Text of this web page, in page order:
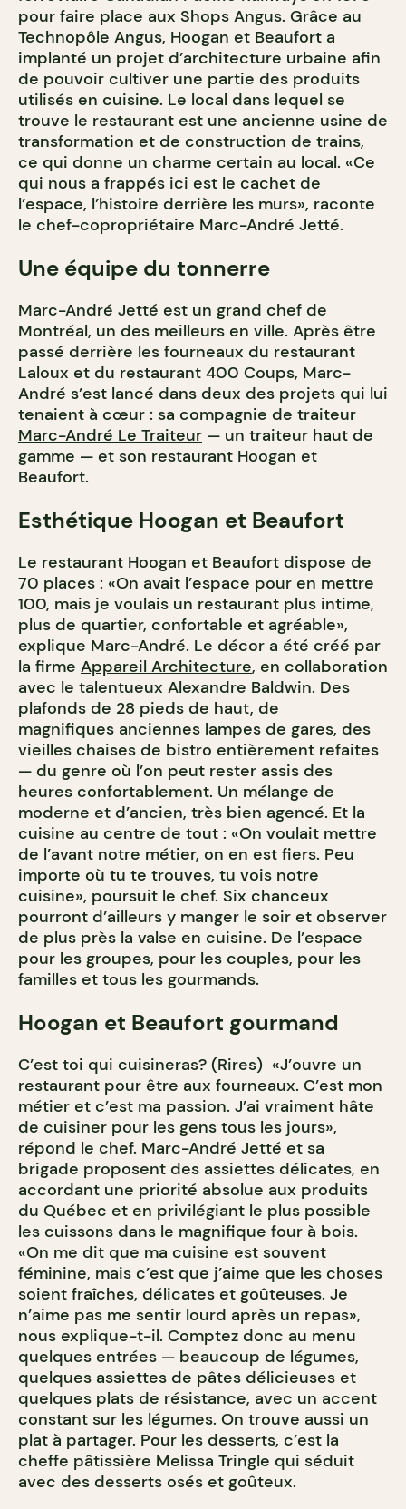
pour faire place aux Shops Angus. Grâce au
Technopôle Angus, Hoogan et Beaufort a
implanté un projet d’architecture urbaine afin
de pouvoir cultiver une partie des produits
utilisés en cuisine. Le local dans lequel se
trouve le restaurant est une ancienne usine de
transformation et de construction de trains,
ce qui donne un charme certain au local. «Ce
qui nous a frappés ici est le cachet de
l’espace, l’histoire derrière les murs», raconte
le chef-copropriétaire Marc-André Jetté.
Une équipe du tonnerre
Marc-André Jetté est un grand chef de
Montréal, un des meilleurs en ville. Après être
passé derrière les fourneaux du restaurant
Laloux et du restaurant 400 Coups, Marc-
André s’est lancé dans deux des projets qui lui
tenaient à cœur : sa compagnie de traiteur
Marc-André Le Traiteur — un traiteur haut de
gamme — et son restaurant Hoogan et
Beaufort.
Esthétique Hoogan et Beaufort
Le restaurant Hoogan et Beaufort dispose de
70 places : «On avait l’espace pour en mettre
100, mais je voulais un restaurant plus intime,
plus de quartier, confortable et agréable»,
explique Marc-André. Le décor a été créé par
la firme Appareil Architecture, en collaboration
avec le talentueux Alexandre Baldwin. Des
plafonds de 28 pieds de haut, de
magnifiques anciennes lampes de gares, des
vieilles chaises de bistro entièrement refaites
— du genre où l’on peut rester assis des
heures confortablement. Un mélange de
moderne et d’ancien, très bien agencé. Et la
cuisine au centre de tout : «On voulait mettre
de l’avant notre métier, on en est fiers. Peu
importe où tu te trouves, tu vois notre
cuisine», poursuit le chef. Six chanceux
pourront d’ailleurs y manger le soir et observer
de plus près la valse en cuisine. De l’espace
pour les groupes, pour les couples, pour les
familles et tous les gourmands.
Hoogan et Beaufort gourmand
C’est toi qui cuisineras? (Rires) «J’ouvre un
restaurant pour être aux fourneaux. C’est mon
métier et c’est ma passion. J’ai vraiment hâte
de cuisiner pour les gens tous les jours»,
répond le chef. Marc-André Jetté et sa
brigade proposent des assiettes délicates, en
accordant une priorité absolue aux produits
du Québec et en privilégiant le plus possible
les cuissons dans le magnifique four à bois.
«On me dit que ma cuisine est souvent
féminine, mais c’est que j’aime que les choses
soient fraîches, délicates et goûteuses. Je
n’aime pas me sentir lourd après un repas»,
nous explique-t-il. Comptez donc au menu
quelques entrées — beaucoup de légumes,
quelques assiettes de pâtes délicieuses et
quelques plats de résistance, avec un accent
constant sur les légumes. On trouve aussi un
plat à partager. Pour les desserts, c’est la
cheffe pâtissière Melissa Tringle qui séduit
avec des desserts osés et goûteux.